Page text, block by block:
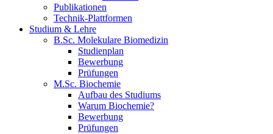
Publikationen
Technik-Plattformen
Studium & Lehre
B.Sc. Molekulare Biomedizin
Studienplan
Bewerbung
Prüfungen
M.Sc. Biochemie
Aufbau des Studiums
Warum Biochemie?
Bewerbung
Prüfungen